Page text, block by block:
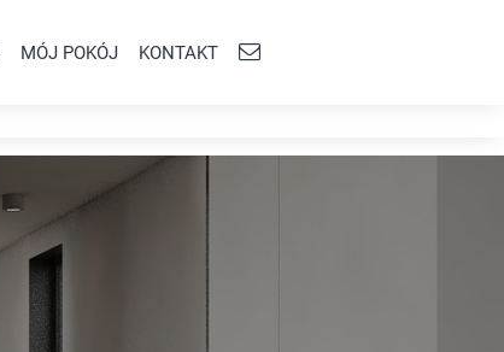
MÓJ POKÓJ KONTAKT